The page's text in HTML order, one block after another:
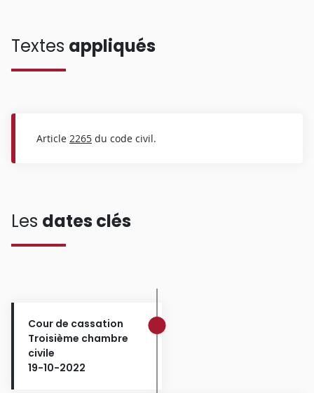
Textes appliqués
Article 2265 du code civil.
Les dates clés
Cour de cassation
Troisième chambre
civile
19-10-2022